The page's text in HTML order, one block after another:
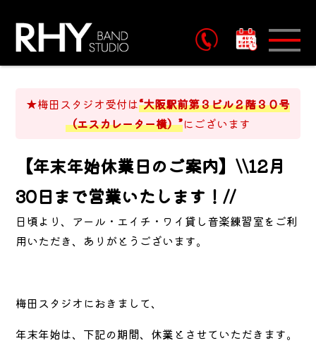
予約
★梅田スタジオ受付は“大阪駅前第３ビル２階３０号
（エスカレーター横）”にございます
【年末年始休業日のご案内】\\12月
30日まで営業いたします！//
日頃より、アール・エイチ・ワイ貸し音楽練習室をご利
用いただき、ありがとうございます。
梅田スタジオにおきまして、
年末年始は、下記の期間、休業とさせていただきます。